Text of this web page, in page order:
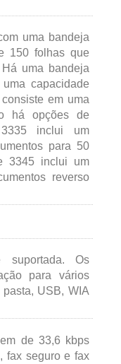
uma bandeja
150 folhas que
uma bandeja
capacidade
em uma
há opções de
3335 inclui um
para 50
3345 inclui um
reverso
Os
para vários
USB, WIA
de 33,6 kbps
fax seguro e fax